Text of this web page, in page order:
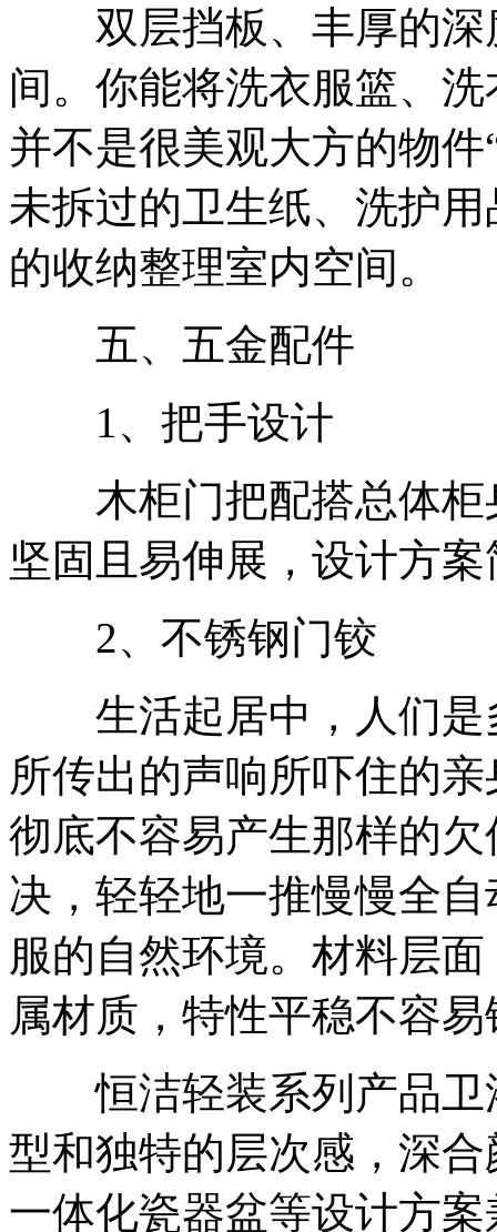
双层挡板、丰厚的深
间。你能将洗衣服篮、
并不是很美观大方的物
未拆过的卫生纸、洗护
的收纳整理室内空间。
五、五金配件
1、把手设计
木柜门把配搭总体柜
坚固且易伸展，设计方
2、不锈钢门铰
生活起居中，人们是
所传出的声响所吓住的
彻底不容易产生那样的
决，轻轻地一推慢慢全
服的自然环境。材料层
属材质，特性平稳不容
恒洁轻装系列产品卫
型和独特的层次感，深
一体化瓷器盆等设计方